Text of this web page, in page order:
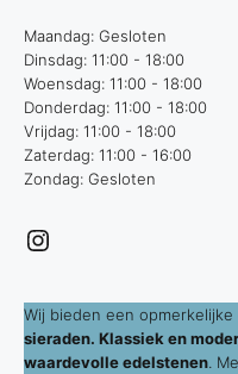
Maandag: Gesloten
Dinsdag: 11:00 - 18:00
Woensdag: 11:00 - 18:00
Donderdag: 11:00 - 18:00
Vrijdag: 11:00 - 18:00
Zaterdag: 11:00 - 16:00
Zondag: Gesloten
Instagram
Wij bieden een
sieraden. Klassiek en
waardevolle edelstenen .